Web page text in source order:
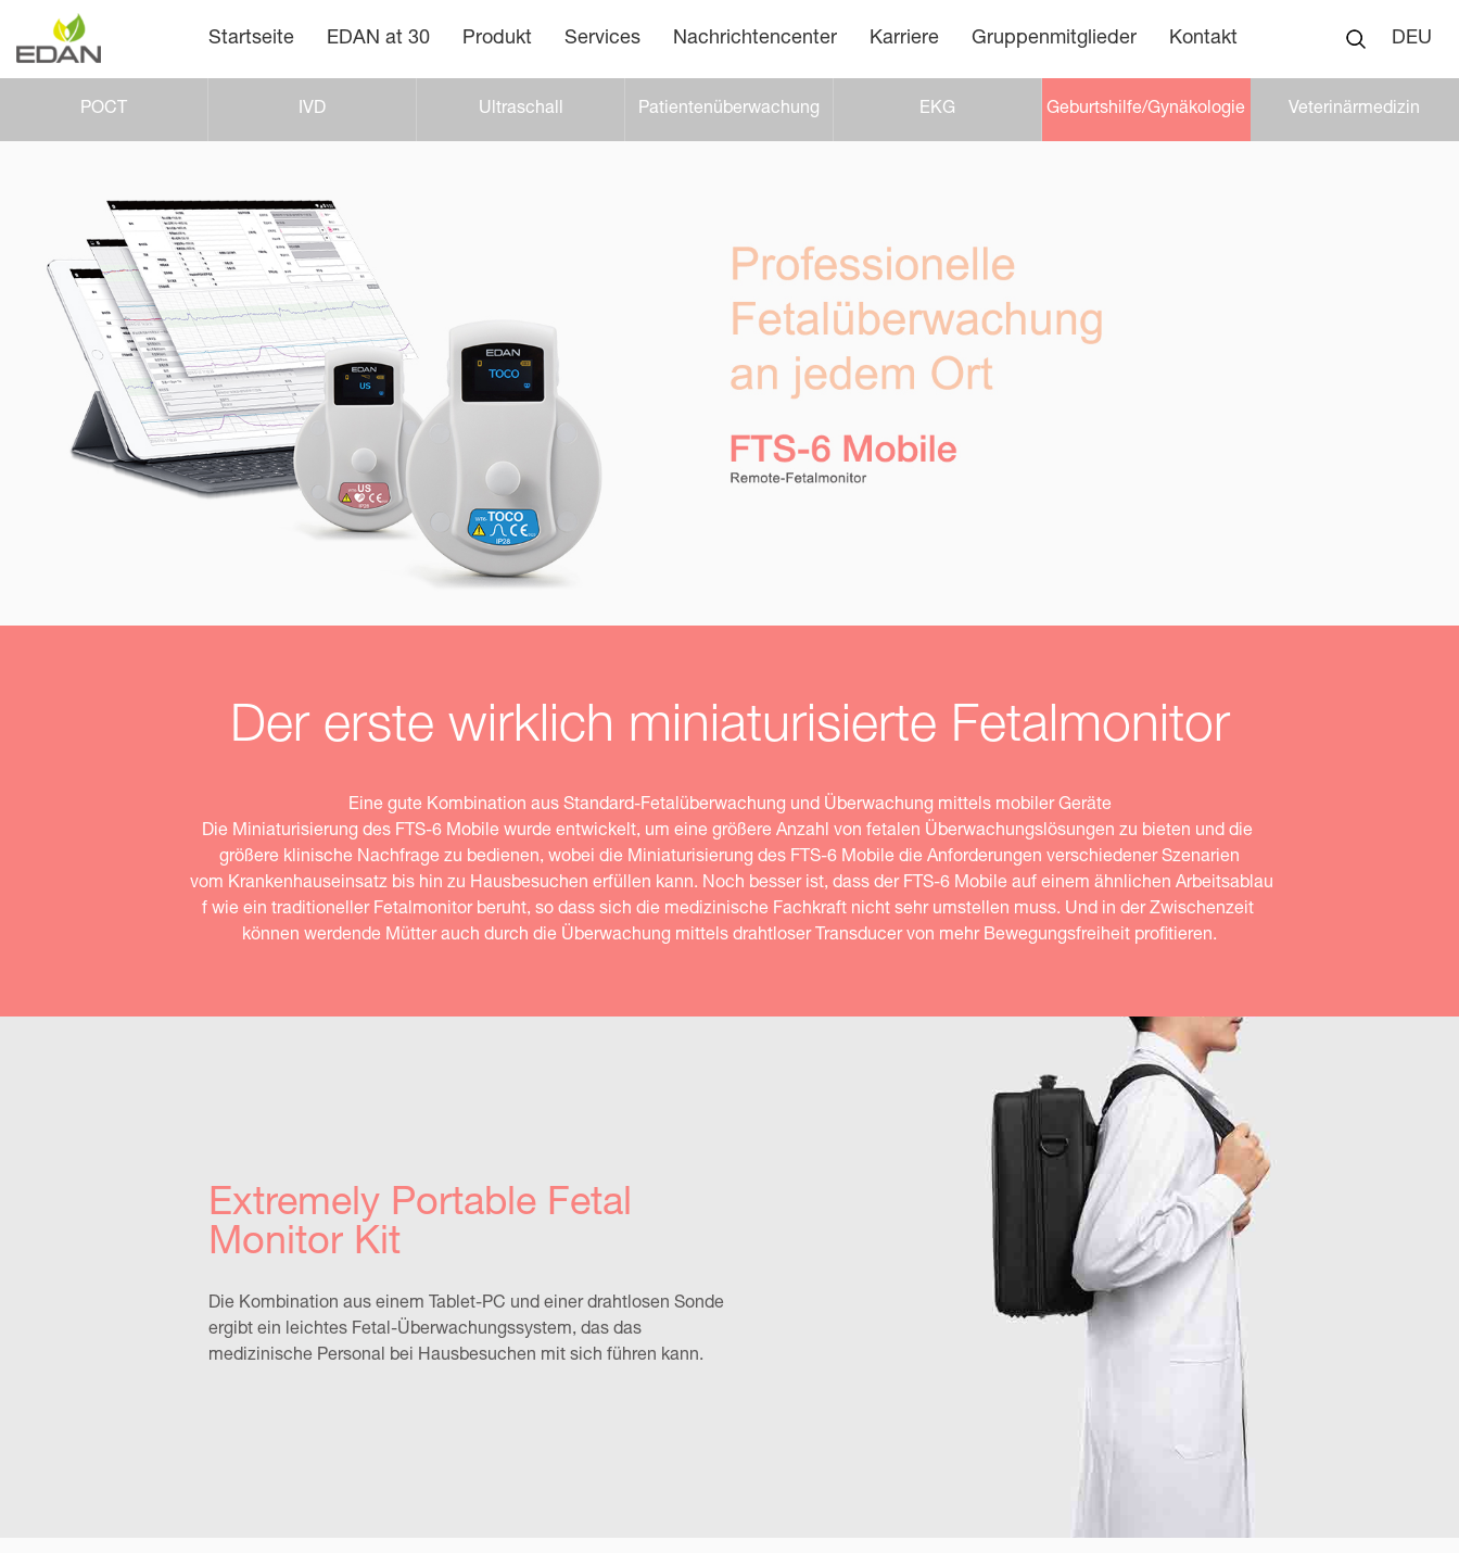
Startseite EDAN at 30 Produkt Services Nachrichtencenter Karriere Gruppenmitglieder Kontakt DEU
POCT IVD Ultraschall Patientenüberwachung EKG Geburtshilfe/Gynäkologie Veterinärmedizin
Der erste wirklich miniaturisierte Fetalmonitor
Eine gute Kombination aus Standard-Fetalüberwachung und Überwachung mittels mobiler Geräte
Die Miniaturisierung des FTS-6 Mobile wurde entwickelt, um eine größere Anzahl von fetalen Überwachungslösungen zu bieten und die
größere klinische Nachfrage zu bedienen, wobei die Miniaturisierung des FTS-6 Mobile die Anforderungen verschiedener Szenarien
vom Krankenhauseinsatz bis hin zu Hausbesuchen erfüllen kann. Noch besser ist, dass der FTS-6 Mobile auf einem ähnlichen Arbeitsablau
f wie ein traditioneller Fetalmonitor beruht, so dass sich die medizinische Fachkraft nicht sehr umstellen muss. Und in der Zwischenzeit
können werdende Mütter auch durch die Überwachung mittels drahtloser Transducer von mehr Bewegungsfreiheit profitieren.
Extremely Portable Fetal
Monitor Kit
Die Kombination aus einem Tablet-PC und einer drahtlosen Sonde
ergibt ein leichtes Fetal-Überwachungssystem, das das
medizinische Personal bei Hausbesuchen mit sich führen kann.